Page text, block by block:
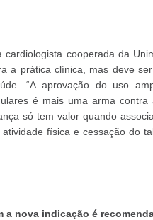
cardiologista cooperada da
a prática clínica, mas deve
“A aprovação do uso
é mais uma arma
só tem valor quando
física e cessação do
a nova indicação é